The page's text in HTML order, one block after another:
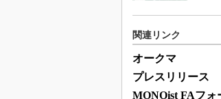
関連リンク
オークマ
プレスリリース
MONOist FAフォ